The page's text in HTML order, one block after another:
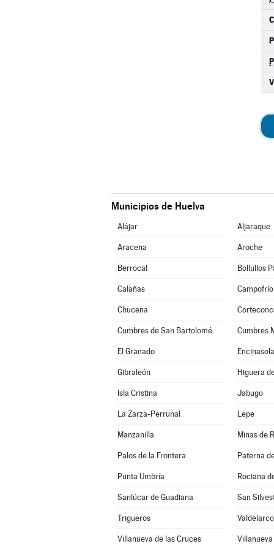
Municipios de Huelva
Alájar Aljaraque
Aracena Aroche
Berrocal Bollullos
Calañas Campofrío
Chucena
Cumbres de San Bartolomé Cumbres
El Granado Encinasola
Gibraleón Higuera
Isla Cristina Jabugo
La Zarza-Perrunal Lepe
Manzanilla Minas de
Palos de la Frontera Paterna
Punta Umbría Rociana
Sanlúcar de Guadiana San
Trigueros Valdelarco
Villanueva de las Cruces